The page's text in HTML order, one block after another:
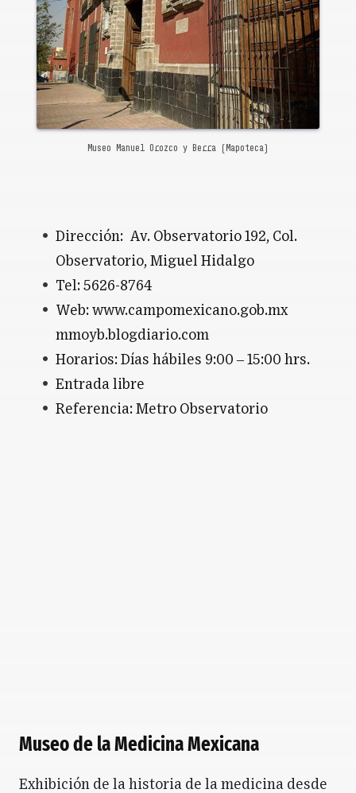
Museo Manuel Orozco y Berra (Mapoteca)
Dirección: Av. Observatorio 192, Col.
Observatorio, Miguel Hidalgo
Tel: 5626-8764
Web: www.campomexicano.gob.mx
mmoyb.blogdiario.com
Horarios: Días hábiles 9:00 – 15:00 hrs.
Entrada libre
Referencia: Metro Observatorio
Museo de la Medicina Mexicana
Exhibición de la historia de la medicina desde